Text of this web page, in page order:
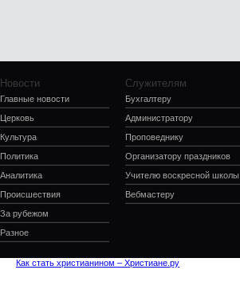
Новости
Главные новости
Церковь
Культура
Политика
Аналитика
Происшествия
За рубежом
Разное
Служителям
Бухгалтеру
Администратору
Проповеднику
Организатору праздников
Учителю воскресной школы
Вебмастеру
Как стать христианином – Христиане.ру